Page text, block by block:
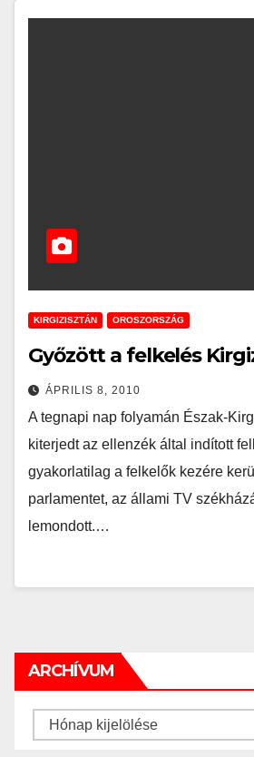
KIRGIZISZTÁN OROSZORSZÁG
Győzött a felkelés
ÁPRILIS 8, 2010
A tegnapi nap folyamán Észak-
kiterjedt az ellenzék által indított
gyakorlatilag a felkelők kezére
parlamentet, az állami TV
lemondott.…
ARCHÍVUM
Archívum